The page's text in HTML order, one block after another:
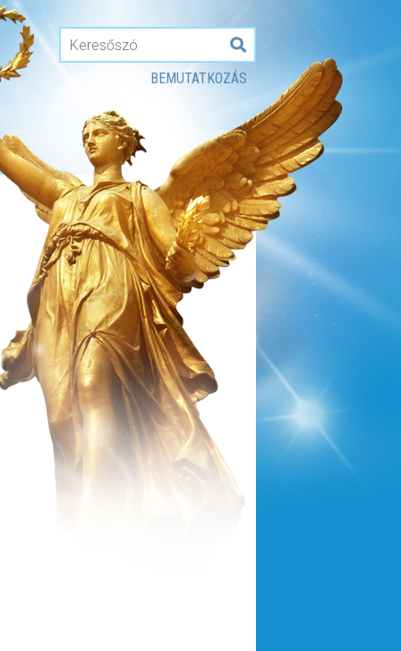
BEMUTATKOZÁS